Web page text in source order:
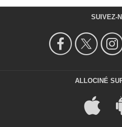
SUIVEZ-
ALLOCINÉ